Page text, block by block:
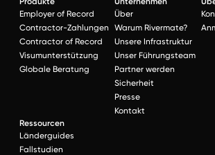
Employer of Record
Contractor-Zahlungen
Contractor of Record
Visumunterstützung
Globale Beratung
Über
Warum Rivermate?
Unsere Infrastruktur
Unser Führungsteam
Partner werden
Sicherheit
Presse
Kontakt
Ressourcen
Länderguides
Fallstudien